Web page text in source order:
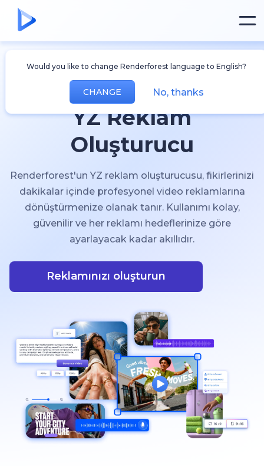
Would you like to change Renderforest language to English?
CHANGE No, thanks
YZ Reklam
Oluşturucu
Renderforest'un YZ reklam oluşturucusu, fikirlerinizi
dakikalar içinde profesyonel video reklamlarına
dönüştürmenize olanak tanır. Kullanımı kolay,
güvenilir ve her reklamı hedeflerinize göre
ayarlayacak kadar akıllıdır.
Reklamınızı oluşturun